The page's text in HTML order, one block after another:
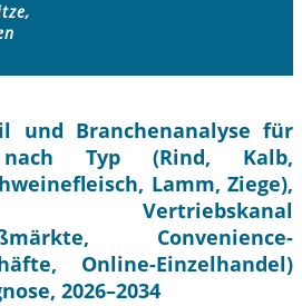
und Branchenanalyse für
Typ (Rind, Kalb,
Lamm, Ziege),
Convenience-
Online-Einzelhandel)
2026–2034